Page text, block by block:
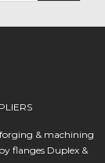
& machining
flanges Duplex &